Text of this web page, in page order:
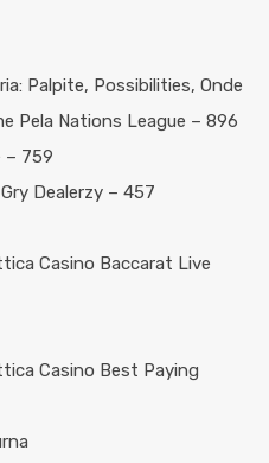
Palpite, Possibilities, Onde
Pela Nations League – 896
– 759
Dealerzy – 457
Casino Baccarat Live
Casino Best Paying